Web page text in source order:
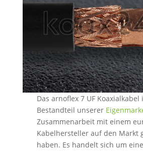
Das arnoflex 7 UF Koaxialkabel
Bestandteil unserer
Zusammenarbeit mit einem
Kabelhersteller auf den Markt
haben. Es handelt sich um